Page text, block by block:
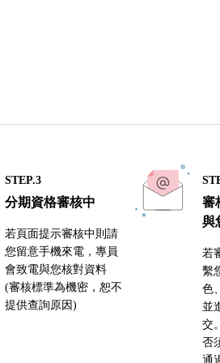
STEP.3
分期資格審核中
若頁面提示審核中則請
您留意手機來電，專員
會致電與您核對資料
(審核標準為機密，恕不
提供查詢原因)
審
與
若
繫
色
並
交
否
通